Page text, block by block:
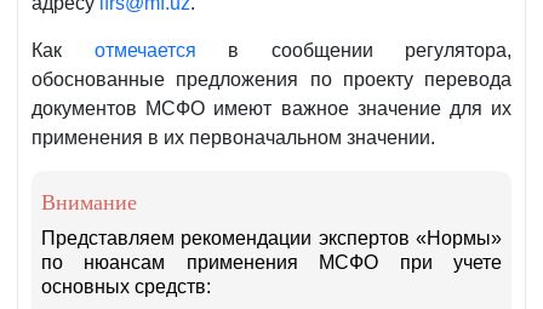
Как отмечается в сообщении регулятора,
обоснованные предложения по проекту перевода
документов МСФО имеют важное значение для их
применения в их первоначальном значении.
Внимание
Представляем рекомендации экспертов «Нормы»
по нюансам применения МСФО при учете
основных средств: